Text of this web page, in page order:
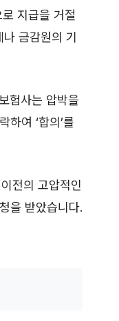
지급을 거절
금감원의 기
험사는 압박을
여 ‘합의’를
전의 고압적인
을 받았습니다.